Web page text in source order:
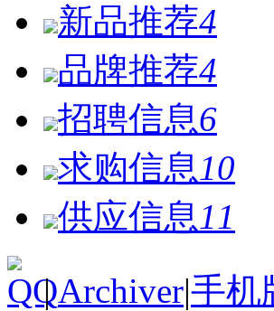
新品推荐4
品牌推荐4
招聘信息6
求购信息 10
供应信息 11
| Archiver|手机